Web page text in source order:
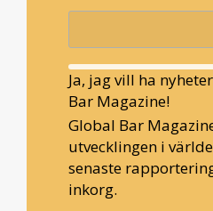
Ja, jag vill ha
Bar Magazine!
Global Bar
utvecklingen i
senaste
inkorg.